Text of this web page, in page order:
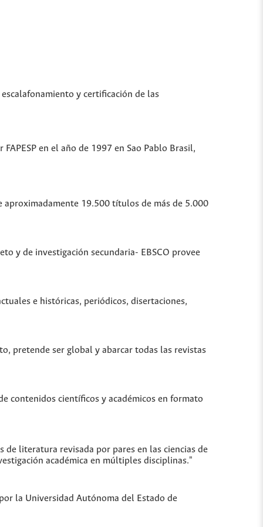
y certificación de las
en el año de 1997 en Sao Pablo Brasil,
aproximadamente 19.500 títulos de más de 5.000
y de investigación secundaria- EBSCO provee
e históricas, periódicos, disertaciones,
pretende ser global y abarcar todas las revistas
contenidos científicos y académicos en formato
de literatura revisada por pares en las ciencias de
académica en múltiples disciplinas."
la Universidad Autónoma del Estado de